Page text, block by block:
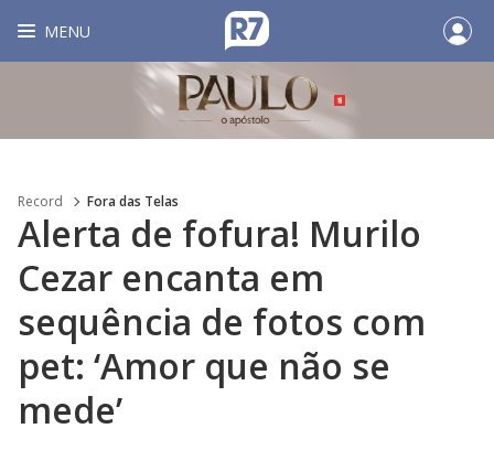
MENU
Record Fora das Telas
Alerta de fofura! Murilo
Cezar encanta em
sequência de fotos com
pet: ‘Amor que não se
mede’